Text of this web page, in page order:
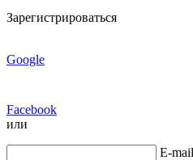
Зарегистрироваться
Google
Facebook
или
E-mail